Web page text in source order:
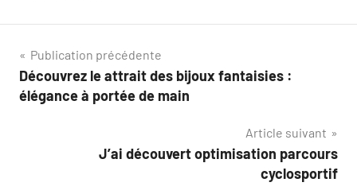
Navigation
de
Publication précédente
Découvrez le attrait des bijoux fantaisies :
élégance à portée de main
Article suivant
J’ai découvert optimisation parcours
cyclosportif